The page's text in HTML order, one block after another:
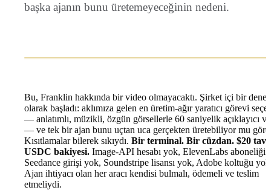
başka ajanın bunu üretemeyeceğinin nedeni.
Bu, Franklin hakkında bir video olmayacaktı. Şirket içi bir deney
olarak başladı: aklımıza gelen en üretim-ağır yaratıcı görevi
— anlatımlı, müzikli, özgün görsellerle 60 saniyelik açıklayıcı
— ve tek bir ajan bunu uçtan uca gerçekten üretebiliyor mu
Kısıtlamalar bilerek sıkıydı. Bir terminal. Bir cüzdan. $20
USDC bakiyesi. Image-API hesabı yok, ElevenLabs aboneliği
Seedance girişi yok, Soundstripe lisansı yok, Adobe koltuğu
Ajan ihtiyacı olan her aracı kendisi bulmalı, ödemeli ve teslim
etmeliydi.